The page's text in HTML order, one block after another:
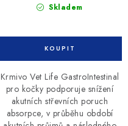
Skladem
Krmivo Vet Life GastroIntestinal
pro kočky podporuje snížení
akutních střevních poruch
absorpce, v průběhu období